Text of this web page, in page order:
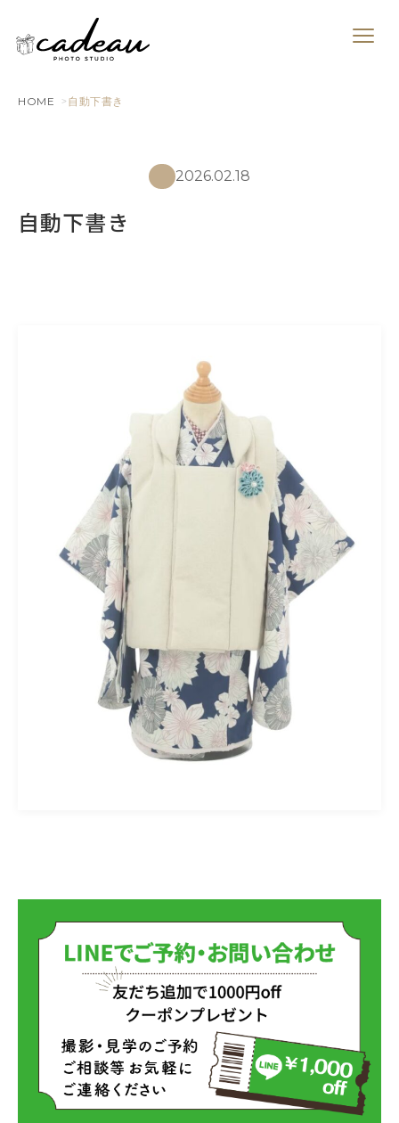
HOME 自動下書き
2026.02.18
自動下書き